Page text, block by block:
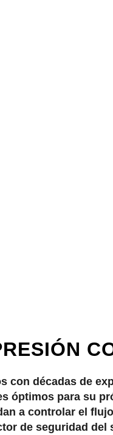
con décadas de
óptimos para su
a controlar el
de seguridad del